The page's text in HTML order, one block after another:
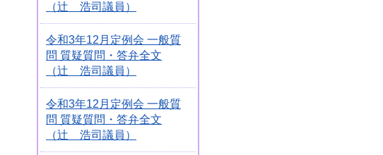
（辻 浩司議員）
令和3年12月定例会 一般質
問 質疑質問・答弁全文
（辻 浩司議員）
令和3年12月定例会 一般質
問 質疑質問・答弁全文
（辻 浩司議員）